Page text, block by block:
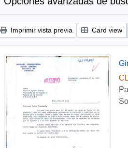
Imprimir vista previa Card view